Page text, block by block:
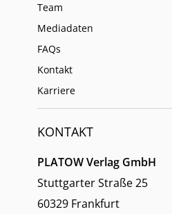
Team
Mediadaten
FAQs
Kontakt
Karriere
KONTAKT
PLATOW Verlag GmbH
Stuttgarter Straße 25
60329 Frankfurt